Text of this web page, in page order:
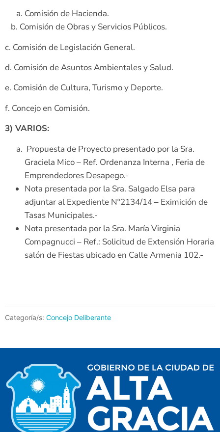
Comisión de Hacienda.
b. Comisión de Obras y Servicios Públicos.
c. Comisión de Legislación General.
d. Comisión de Asuntos Ambientales y Salud.
e. Comisión de Cultura, Turismo y Deporte.
f. Concejo en Comisión.
3) VARIOS:
Propuesta de Proyecto presentado por la Sra.
Graciela Mico – Ref. Ordenanza Interna , Feria de
Emprendedores Desapego.-
Nota presentada por la Sra. Salgado Elsa para
adjuntar al Expediente Nº2134/14 – Eximición de
Tasas Municipales.-
Nota presentada por la Sra. María Virginia
Compagnucci – Ref.: Solicitud de Extensión Horaria
salón de Fiestas ubicado en Calle Armenia 102.-
Categoría/s: Concejo Deliberante